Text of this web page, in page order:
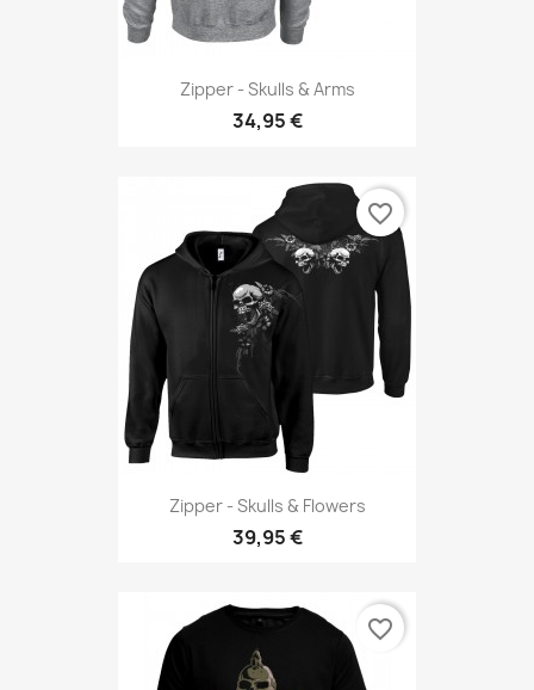
Zipper - Skulls & Arms
34,95 €
Zipper - Skulls & Flowers
39,95 €
favorite_border
favorite_border